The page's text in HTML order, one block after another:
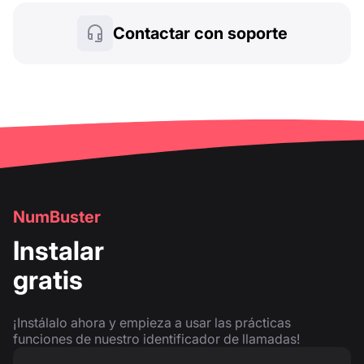
Contactar con soporte
NumBuster
Instalar
gratis
¡Instálalo ahora y empieza a usar las prácticas
funciones de nuestro identificador de llamadas!